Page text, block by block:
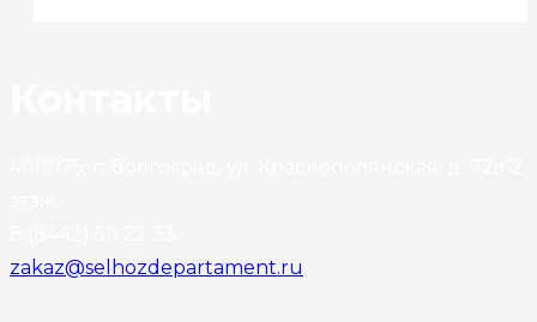
zakaz@selhozdepartament.ru